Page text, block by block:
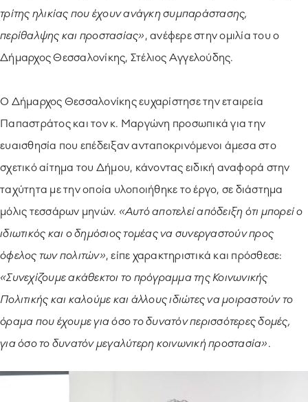
τρίτης ηλικίας που έχουν ανάγκη συμπαράστασης,
περίθαλψης και προστασίας», ανέφερε στην ομιλία του ο
Δήμαρχος Θεσσαλονίκης, Στέλιος Αγγελούδης.
Ο Δήμαρχος Θεσσαλονίκης ευχαρίστησε την εταιρεία
Παπαστράτος και τον κ. Μαργώνη προσωπικά για την
ευαισθησία που επέδειξαν ανταποκρινόμενοι άμεσα στο
σχετικό αίτημα του Δήμου, κάνοντας ειδική αναφορά στην
ταχύτητα με την οποία υλοποιήθηκε το έργο, σε διάστημα
μόλις τεσσάρων μηνών. «Αυτό αποτελεί απόδειξη ότι μπορεί ο
ιδιωτικός και ο δημόσιος τομέας να συνεργαστούν προς
όφελος των πολιτών», είπε χαρακτηριστικά και πρόσθεσε:
«Συνεχίζουμε ακάθεκτοι το πρόγραμμα της Κοινωνικής
Πολιτικής και καλούμε και άλλους ιδιώτες να μοιραστούν το
όραμα που έχουμε για όσο το δυνατόν περισσότερες δομές,
για όσο το δυνατόν μεγαλύτερη κοινωνική προστασία».